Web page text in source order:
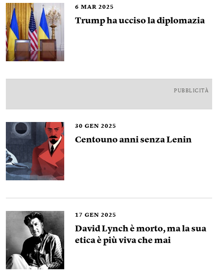
6 MAR 2025
Trump ha ucciso la diplomazia
PUBBLICITÀ
30 GEN 2025
Centouno anni senza Lenin
17 GEN 2025
David Lynch è morto, ma la sua
etica è più viva che mai